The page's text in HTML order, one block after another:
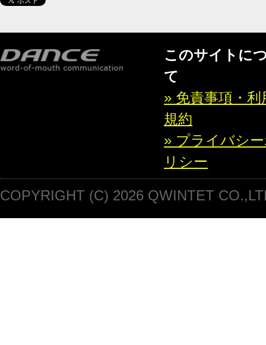
このサイトに
て
» 免責事項・利
規約
» プライバシ
リシー
COPYRIGHT (C) 2026 QWINTET